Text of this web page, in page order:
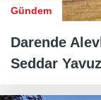
Gündem
Darende
Seddar